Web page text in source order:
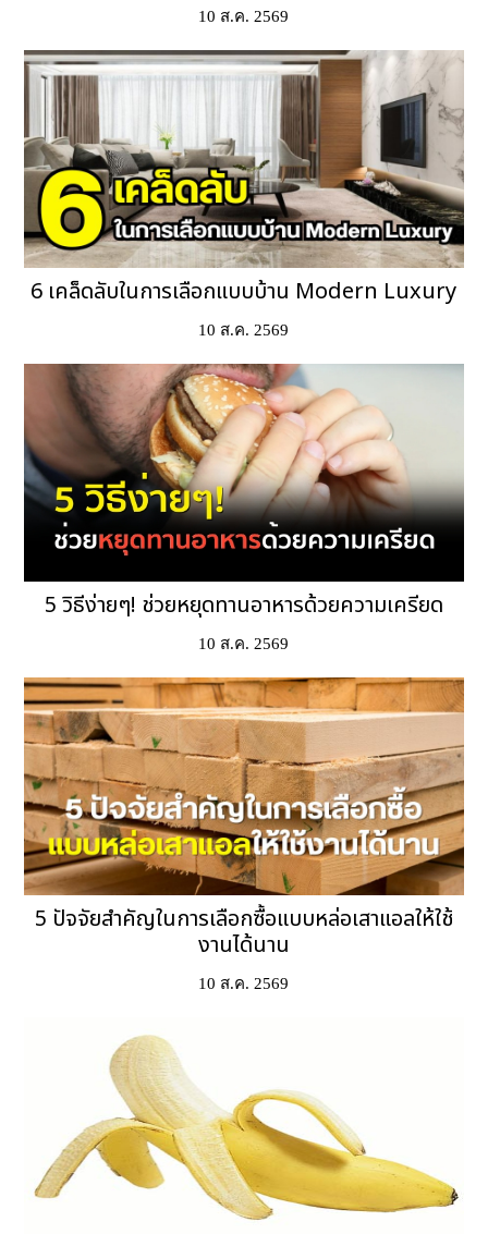
10 ส.ค. 2569
6 เคล็ดลับในการเลือกแบบบ้าน Modern Luxury
10 ส.ค. 2569
5 วิธีง่ายๆ! ช่วยหยุดทานอาหารด้วยความเครียด
10 ส.ค. 2569
5 ปัจจัยสำคัญในการเลือกซื้อแบบหล่อเสาแอลให้ใช้
งานได้นาน
10 ส.ค. 2569